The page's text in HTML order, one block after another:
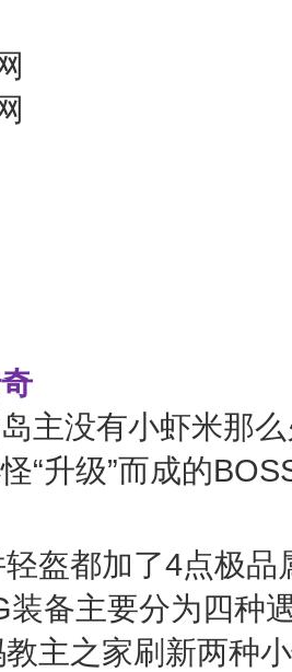
主没有小虾米那
“升级”而成的
轻盔都加了4点极
装备主要分为四种
主之家刷新两种